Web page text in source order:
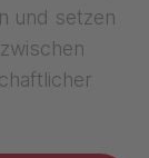
und setzen